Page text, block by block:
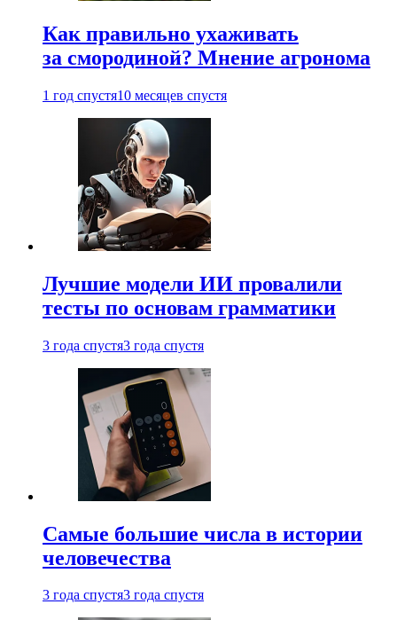
Как правильно ухаживать
за смородиной? Мнение агронома
1 год спустя10 месяцев спустя
Лучшие модели ИИ провалили
тесты по основам грамматики
3 года спустя3 года спустя
Самые большие числа в истории
человечества
3 года спустя3 года спустя